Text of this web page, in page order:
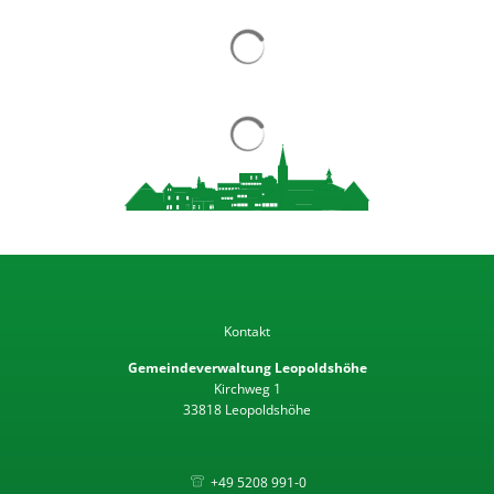
Kontakt
Gemeindeverwaltung Leopoldshöhe
Kirchweg 1
33818 Leopoldshöhe
+49 5208 991-0